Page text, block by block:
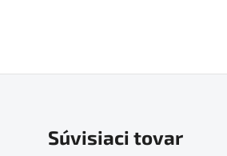
Súvisiaci tovar